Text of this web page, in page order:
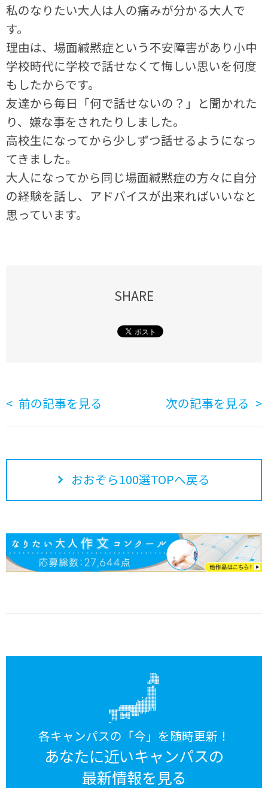
私のなりたい大人は人の痛みが分かる大人で
す。
理由は、場面緘黙症という不安障害があり小中
学校時代に学校で話せなくて悔しい思いを何度
もしたからです。
友達から毎日「何で話せないの？」と聞かれた
り、嫌な事をされたりしました。
高校生になってから少しずつ話せるようになっ
てきました。
大人になってから同じ場面緘黙症の方々に自分
の経験を話し、アドバイスが出来ればいいなと
思っています。
SHARE
前の記事を見る 次の記事を見る
おおぞら100選TOPへ戻る
各キャンパスの「今」を随時更新！
あなたに近いキャンパスの
最新情報を見る